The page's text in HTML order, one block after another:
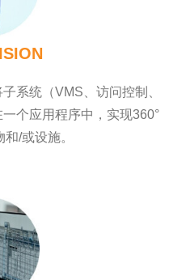
系统（VMS、访问控制、
个应用程序中，实现360°
/或设施。